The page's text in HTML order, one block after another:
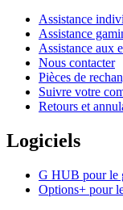
Assistance
Assistance
Assistance aux
Nous contacter
Pièces de
Suivre votre
Retours et
Logiciels
G HUB pour le
Options+ pour